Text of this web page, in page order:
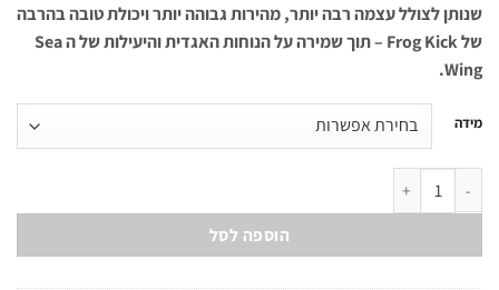
שנותן לצולל עצמה רבה יותר, מהירות גבוהה יותר ויכולת טובה בהרבה
של Frog Kick – תוך שמירה על הנוחות האגדית והיעילות של ה Sea
Wing.
מידה
כמות של Seawing Nova Gorilla
הוספה לסל